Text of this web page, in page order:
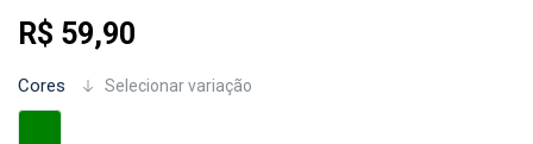
R$ 59,90
Cores Selecionar variação